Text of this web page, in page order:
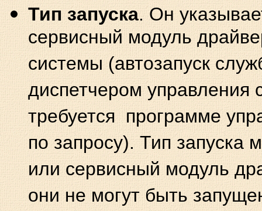
Тип запуска. Он
сервисный модуль
системы (автозапуск
диспетчером управления
требуется программе
по запросу). Тип запуска
или сервисный модуль
они не могут быть